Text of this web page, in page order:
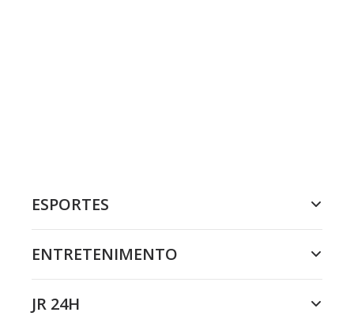
ESPORTES
ENTRETENIMENTO
JR 24H